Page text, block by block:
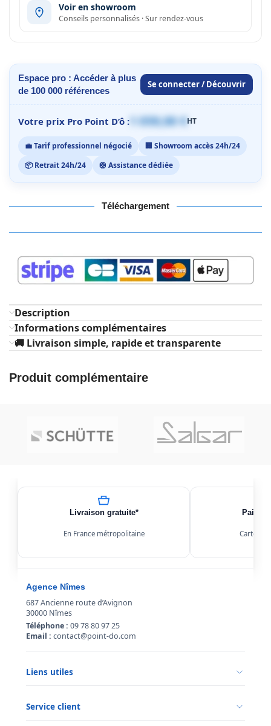
Voir en showroom
Conseils personnalisés · Sur rendez-vous
Espace pro : Accéder à plus
de 100 000 références
Se connecter / Découvrir
Votre prix Pro Point D’ô : 1 059,00 €HT
💼 Tarif professionnel négocié
🏢 Showroom accès 24h/24
📦 Retrait 24h/24
🛟 Assistance dédiée
Téléchargement
Description
Informations complémentaires
🚚 Livraison simple, rapide et transparente
Produit complémentaire
Livraison gratuite*
En France métropolitaine Carte,
Agence Nîmes
687 Ancienne route d’Avignon
30000 Nîmes
Téléphone : 09 78 80 97 25
Email : contact@point-do.com
Liens utiles
Conditions générales de vente
Mentions légales
Service client